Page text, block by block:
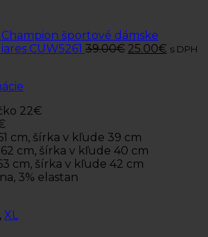
Champion športové dámske
CUW5261 39.00€ 25.00€ s DPH
22€
cm, šírka v kľude 39 cm
cm, šírka v kľude 40 cm
cm, šírka v kľude 42 cm
3% elastan
, XL